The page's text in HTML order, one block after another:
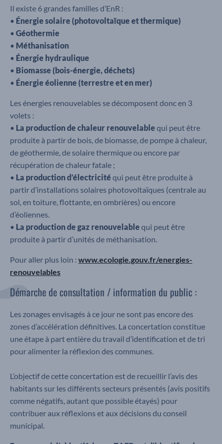
Il existe 6 grandes familles d’EnR :
• Énergie solaire (photovoltaïque et thermique)
• Géothermie
• Méthanisation
• Énergie hydraulique
• Biomasse (bois-énergie, déchets)
• Énergie éolienne (terrestre et en mer)
Les énergies renouvelables se décomposent donc en 3
volets :
• La production de chaleur renouvelable qui peut être
produite à partir de bois, de biomasse, de pompe à chaleur,
de géothermie, de solaire thermique ou encore par
récupération de chaleur fatale ;
• La production d’électricité qui peut être produite à
partir d’installations solaires photovoltaïques (centrale au
sol, en toiture, flottante, en ombrières) ou encore
d’éoliennes.
• La production de gaz renouvelable qui peut être
produite à partir d’unités de méthanisation.
Pour aller plus loin : www.ecologie.gouv.fr/energies-
renouvelables
Démarche de consultation / information du public :
Les zonages envisagés à ce jour ne sont pas encore des
zones d’accélération définitives. La concertation constitue
une étape à part entière du travail d’identification et de tri
pour alimenter la réflexion des communes.
L’objectif de cette concertation est de recueillir l’avis des
habitants sur les différents secteurs présentés (avis positifs
comme négatifs, autant que possible étayés) pour
contribuer aux réflexions et aux décisions du conseil
municipal.